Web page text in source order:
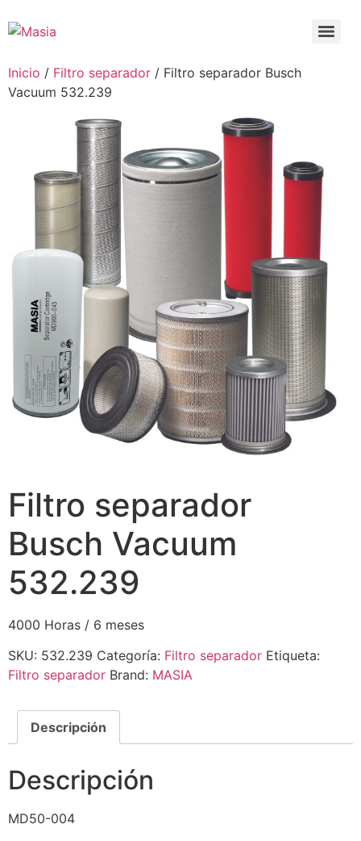
Inicio / Filtro separador / Filtro separador Busch
Vacuum 532.239
Filtro separador
Busch Vacuum
532.239
4000 Horas / 6 meses
SKU: 532.239 Categoría: Filtro separador Etiqueta:
Filtro separador Brand: MASIA
Descripción
Descripción
MD50-004